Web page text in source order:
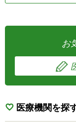
お
医療機関を探